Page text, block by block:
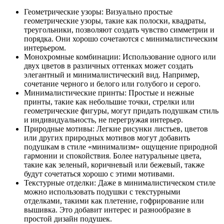
Геометрические узоры: Визуально простые
геометрические узоры, такие как полоски, квадраты,
треугольники, позволяют создать чувство симметрии и
порядка. Они хорошо сочетаются с минималистическим
интерьером.
Монохромные комбинации: Использование одного или
двух цветов в различных оттенках может создать
элегантный и минималистический вид. Например,
сочетание черного и белого или голубого и серого.
Минималистические принты: Простые и нежные
принты, такие как небольшие точки, стрелки или
геометрические фигуры, могут придать подушкам стиль
и индивидуальность, не перегружая интерьер.
Природные мотивы: Легкие рисунки листьев, цветов
или других природных мотивов могут добавить
подушкам в стиле «минимализм» ощущение природной
гармонии и спокойствия. Более натуральные цвета,
такие как зеленый, коричневый или бежевый, также
будут сочетаться хорошо с этими мотивами.
Текстурные отделки: Даже в минималистическом стиле
можно использовать подушки с текстурными
отделками, такими как плетение, гофрирование или
вышивка. Это добавит интерес и разнообразие в
простой дизайн подушек.